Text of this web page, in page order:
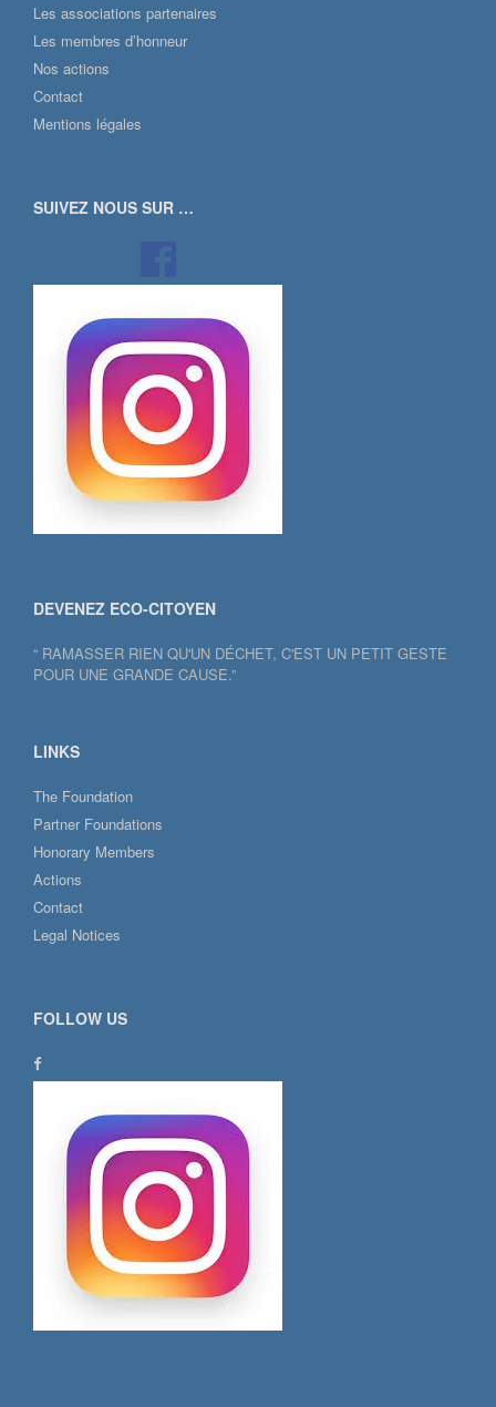
Les associations partenaires
Les membres d’honneur
Nos actions
Contact
Mentions légales
SUIVEZ NOUS SUR …
DEVENEZ ECO-CITOYEN
“ RAMASSER RIEN QU'UN DÉCHET, C'EST UN PETIT GESTE
POUR UNE GRANDE CAUSE.”
LINKS
The Foundation
Partner Foundations
Honorary Members
Actions
Contact
Legal Notices
FOLLOW US